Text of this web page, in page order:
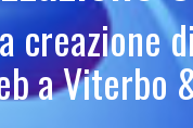
creazione
a Viterbo